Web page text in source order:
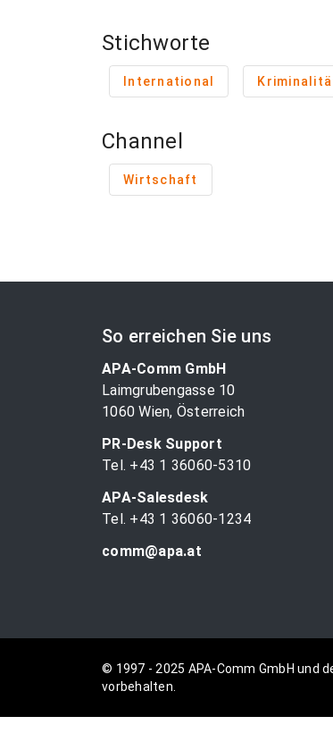
Stichworte
International
Channel
Wirtschaft
So erreichen Sie uns
APA-Comm GmbH
Laimgrubengasse 10
1060 Wien, Österreich
PR-Desk Support
Tel. +43 1 36060-5310
APA-Salesdesk
Tel. +43 1 36060-1234
comm@apa.at
© 1997 - 2025 APA-Comm GmbH und
vorbehalten.